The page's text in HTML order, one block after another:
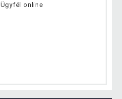
Ügyfél online